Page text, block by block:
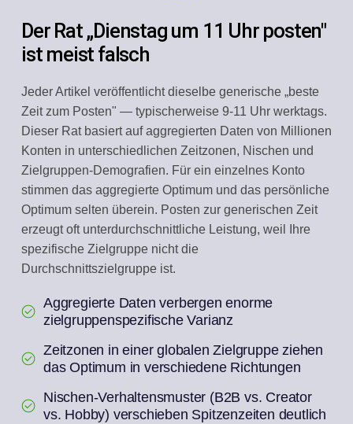
Der Rat „Dienstag um 11 Uhr posten"
ist meist falsch
Jeder Artikel veröffentlicht dieselbe generische „beste
Zeit zum Posten" — typischerweise 9-11 Uhr werktags.
Dieser Rat basiert auf aggregierten Daten von Millionen
Konten in unterschiedlichen Zeitzonen, Nischen und
Zielgruppen-Demografien. Für ein einzelnes Konto
stimmen das aggregierte Optimum und das persönliche
Optimum selten überein. Posten zur generischen Zeit
erzeugt oft unterdurchschnittliche Leistung, weil Ihre
spezifische Zielgruppe nicht die
Durchschnittszielgruppe ist.
Aggregierte Daten verbergen enorme
zielgruppenspezifische Varianz
Zeitzonen in einer globalen Zielgruppe ziehen
das Optimum in verschiedene Richtungen
Nischen-Verhaltensmuster (B2B vs. Creator
vs. Hobby) verschieben Spitzenzeiten deutlich